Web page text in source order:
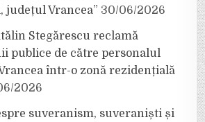
Vrancea” 30/06/2026
Stegărescu reclamă
publice de către personalul
într-o zonă rezidențială
2026
suveranism, suveraniști și